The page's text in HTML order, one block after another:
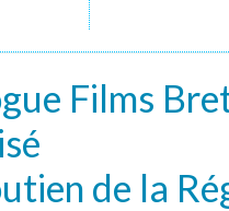
Films
de la